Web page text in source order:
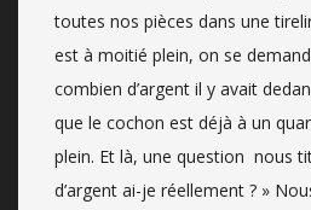
toutes nos pièces dans une
est à moitié plein, on se
combien d’argent il y avait
que le cochon est déjà à un
plein. Et là, une question nous
d’argent ai-je réellement ? »